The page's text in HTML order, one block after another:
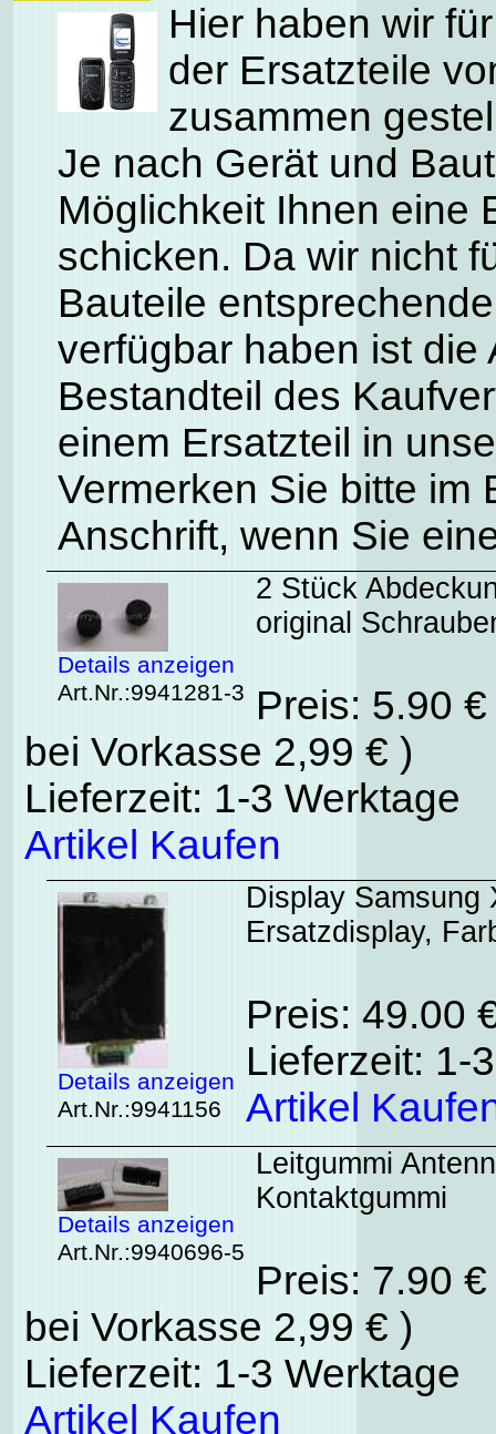
Hier haben wir
der Ersatzteile
zusammen
Je nach Gerät und
Möglichkeit Ihnen eine
schicken. Da wir nicht
Bauteile
verfügbar haben ist die
Bestandteil des
einem Ersatzteil in
Vermerken Sie bitte im
Anschrift, wenn Sie
Details anzeigen
Art.Nr.:9941281-3
2 Stück
original
Preis: 5.90
bei Vorkasse 2,99 € )
Lieferzeit: 1-3 Werktage
Artikel Kaufen
Details anzeigen
Art.Nr.:9941156
Display Samsung
Ersatzdisplay,
Preis: 49.00
Lieferzeit: 1-
Artikel
Details anzeigen
Art.Nr.:9940696-5
Leitgummi
Kontaktgummi
Preis: 7.90
bei Vorkasse 2,99 € )
Lieferzeit: 1-3 Werktage
Artikel Kaufen